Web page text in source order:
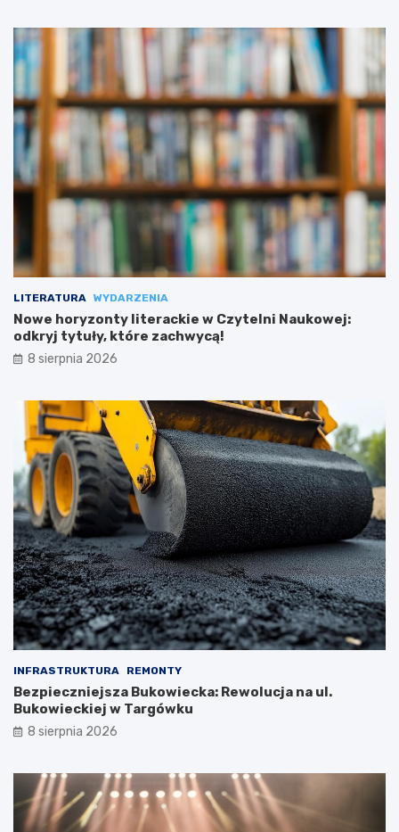
LITERATURA WYDARZENIA
Nowe horyzonty literackie w Czytelni Naukowej:
odkryj tytuły, które zachwycą!
8 sierpnia 2026
INFRASTRUKTURA REMONTY
Bezpieczniejsza Bukowiecka: Rewolucja na ul.
Bukowieckiej w Targówku
8 sierpnia 2026